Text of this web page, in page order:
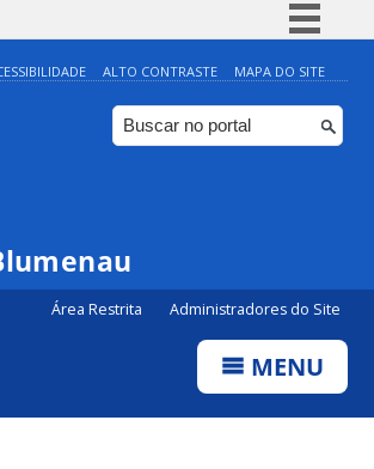
Simplifique!
Comunica BR
Participe
ALTO CONTRASTE MAPA DO SITE
Área Restrita Administradores do Site
MENU